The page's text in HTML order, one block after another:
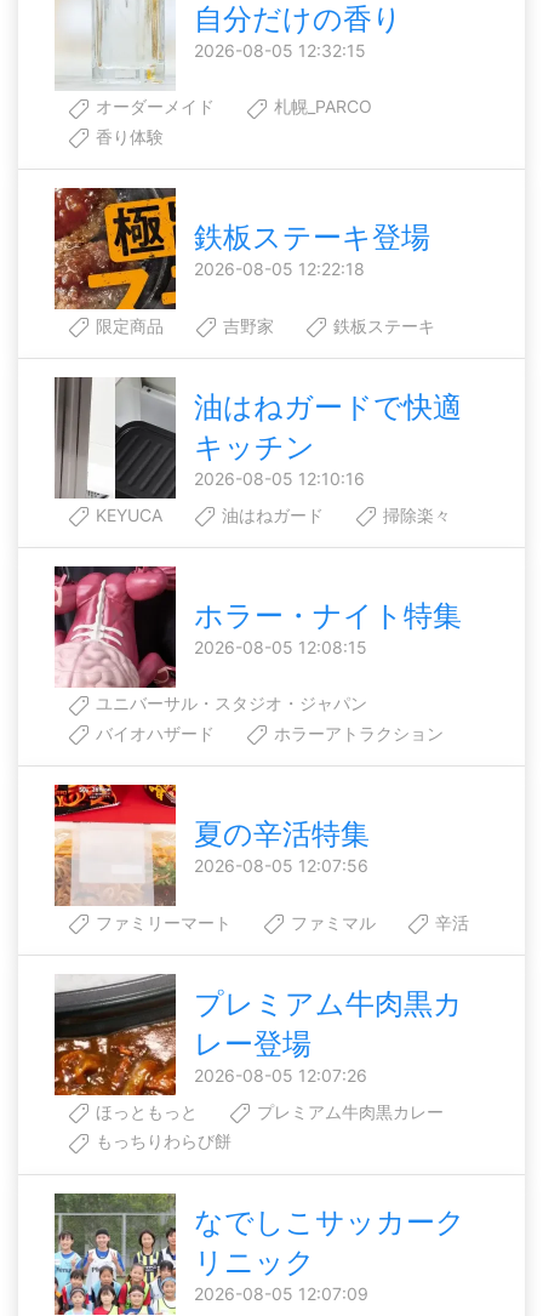
自分だけの香り
2026-08-05 12:32:15
オーダーメイド
札幌_PARCO
香り体験
鉄板ステーキ登場
2026-08-05 12:22:18
限定商品 吉野家 鉄板ステーキ
油はねガードで快適
キッチン
2026-08-05 12:10:16
KEYUCA
油はねガード 掃除楽々
ホラー・ナイト特集
2026-08-05 12:08:15
ユニバーサル・スタジオ・ジャパン
バイオハザード
ホラーアトラクション
夏の辛活特集
2026-08-05 12:07:56
ファミリーマート ファミマル 辛活
プレミアム牛肉黒カ
レー登場
2026-08-05 12:07:26
ほっともっと
プレミアム牛肉黒カレー
もっちりわらび餅
なでしこサッカーク
リニック
2026-08-05 12:07:09